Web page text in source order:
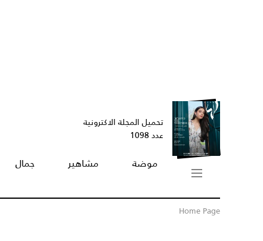
تحميل المجلة الاكترونية
عدد 1098
موضة مشاهير جمال
Home Page